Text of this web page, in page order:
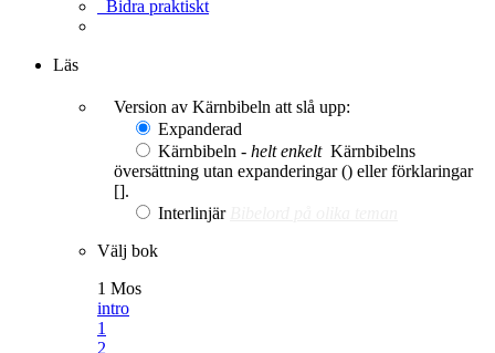
Bidra praktiskt
Läs
Version av Kärnbibeln att slå upp:
Expanderad
Kärnbibeln - helt enkelt Kärnbibelns
översättning utan expanderingar () eller förklaringar
[].
Interlinjär
Välj bok
1 Mos
intro
1
2